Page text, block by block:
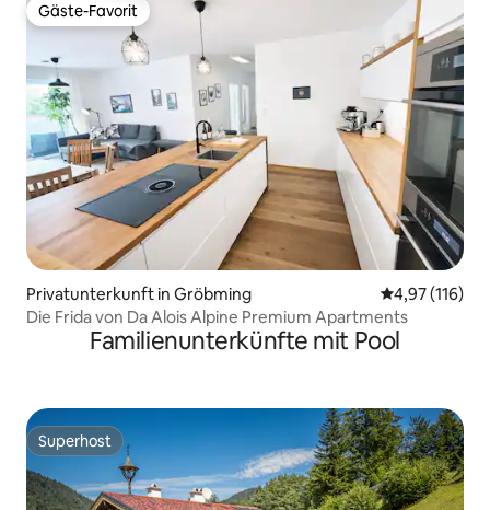
Gäste-Favorit
Gäste-Favorit
Privatunterkunft in Gröbming
4,97 (116)
Die Frida von Da Alois Alpine Premium Apartments
Familienunterkünfte mit Pool
Superhost
Superhost